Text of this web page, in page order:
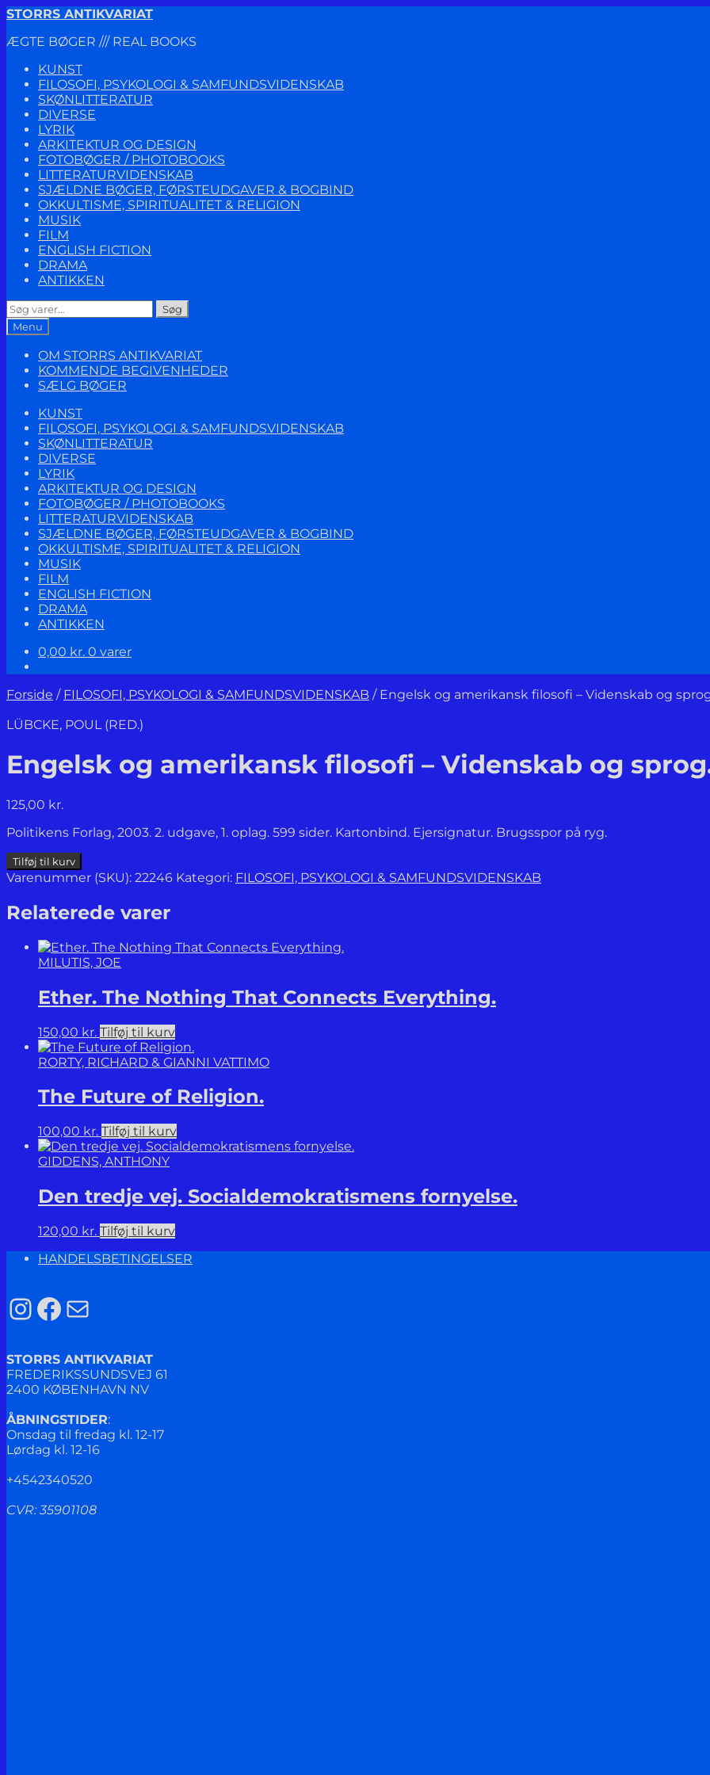
Spring
navigation
Spring
indhold
STORRS ANTIKVARIAT
ÆGTE BØGER /// REAL BOOKS
KUNST
FILOSOFI, PSYKOLOGI & SAMFUNDSVIDENSKAB
SKØNLITTERATUR
DIVERSE
LYRIK
ARKITEKTUR OG DESIGN
FOTOBØGER / PHOTOBOOKS
LITTERATURVIDENSKAB
SJÆLDNE BØGER, FØRSTEUDGAVER & BOGBIND
OKKULTISME, SPIRITUALITET & RELIGION
MUSIK
FILM
ENGLISH FICTION
DRAMA
ANTIKKEN
Søg
efter:
Søg
Menu
OM STORRS ANTIKVARIAT
KOMMENDE BEGIVENHEDER
SÆLG BØGER
KUNST
FILOSOFI, PSYKOLOGI & SAMFUNDSVIDENSKAB
SKØNLITTERATUR
DIVERSE
LYRIK
ARKITEKTUR OG DESIGN
FOTOBØGER / PHOTOBOOKS
LITTERATURVIDENSKAB
SJÆLDNE BØGER, FØRSTEUDGAVER & BOGBIND
OKKULTISME, SPIRITUALITET & RELIGION
MUSIK
FILM
ENGLISH FICTION
DRAMA
ANTIKKEN
0,00 kr. 0 varer
Forside / FILOSOFI, PSYKOLOGI & SAMFUNDSVIDENSKAB / Engelsk og amerikansk filosofi – Videnskab og
LÜBCKE, POUL (RED.)
Engelsk og amerikansk filosofi – Videnskab og
125,00 kr.
Politikens Forlag, 2003. 2. udgave, 1. oplag. 599 sider. Kartonbind. Ejersignatur. Brugsspor på ryg.
Engelsk
og
filosofi
–
sprog.
Tilføj til kurv
Varenummer (SKU): 22246 Kategori: FILOSOFI, PSYKOLOGI & SAMFUNDSVIDENSKAB
Relaterede varer
MILUTIS, JOE
Ether. The Nothing That Connects Everything.
150,00 kr. Tilføj til kurv
RORTY, RICHARD & GIANNI VATTIMO
The Future of Religion.
100,00 kr. Tilføj til kurv
GIDDENS, ANTHONY
Den tredje vej. Socialdemokratismens fornyelse.
120,00 kr. Tilføj til kurv
HANDELSBETINGELSER
Instagram
Facebook
Mail
STORRS ANTIKVARIAT
FREDERIKSSUNDSVEJ 61
2400 KØBENHAVN NV
ÅBNINGSTIDER:
Onsdag til fredag kl. 12-17
Lørdag kl. 12-16
+4542340520
CVR: 35901108